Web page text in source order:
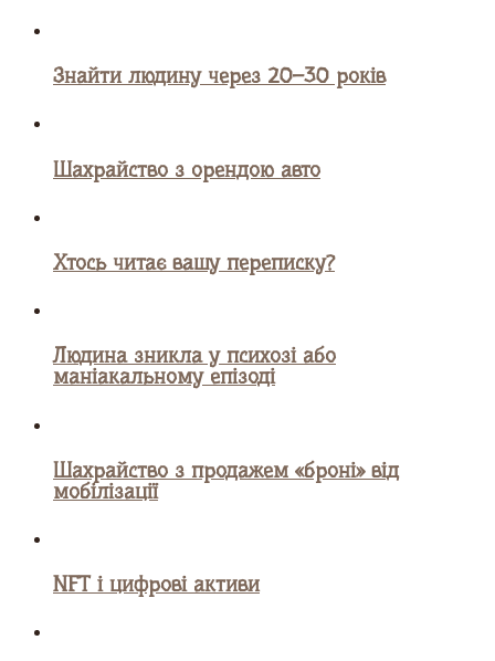
Знайти людину через 20–30 років
Шахрайство з орендою авто
Хтось читає вашу переписку?
Людина зникла у психозі або
маніакальному епізоді
Шахрайство з продажем «броні» від
мобілізації
NFT і цифрові активи